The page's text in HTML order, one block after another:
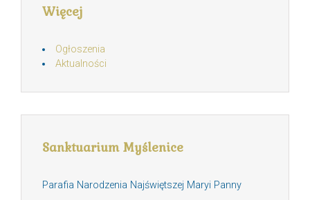
Więcej
Ogłoszenia
Aktualności
Sanktuarium Myślenice
Parafia Narodzenia Najświętszej Maryi Panny